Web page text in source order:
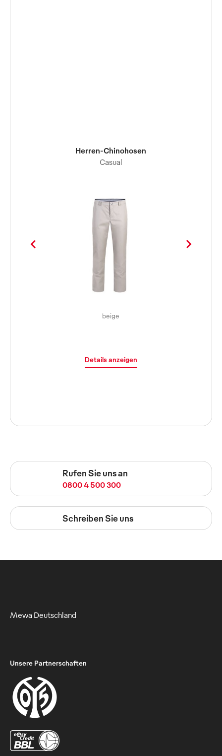
Herren-Chinohosen
Casual
beige
Details anzeigen
Rufen Sie uns an
0800 4 500 300
Schreiben Sie uns
Mewa Deutschland
Unsere Partnerschaften